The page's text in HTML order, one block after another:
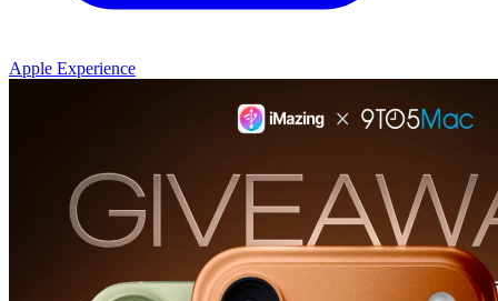
Apple Experience